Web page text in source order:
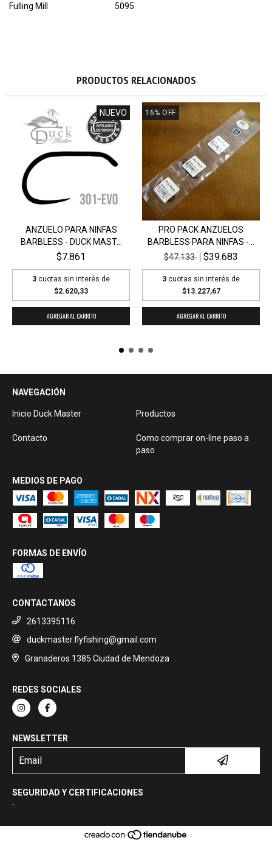
Fulling Mill
5095
PRODUCTOS RELACIONADOS
NUEVO
ANZUELO PARA NINFAS
BARBLESS - DUCK MAST...
$7.861
3 cuotas sin interés de
$2.620,33
AGREGAR AL CARRITO
16% OFF
PRO PACK ANZUELOS
BARBLESS PARA NINFAS -...
$47.133
$39.683
3 cuotas sin interés de
$13.227,67
NAVEGACIÓN
Inicio Duck Master Productos
Contacto
Como comprar on-line paso a
paso
MEDIOS DE PAGO
FORMAS DE ENVÍO
CONTACTANOS
2613395116
duckmaster.flyfishing@gmail.com
Granaderos 1385 Ciudad de Mendoza
REDES SOCIALES
NEWSLETTER
SEGURIDAD Y CERTIFICACIONES
`